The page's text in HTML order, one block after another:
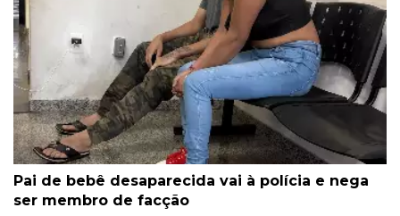
Pai de bebê desaparecida vai à polícia e nega
ser membro de facção